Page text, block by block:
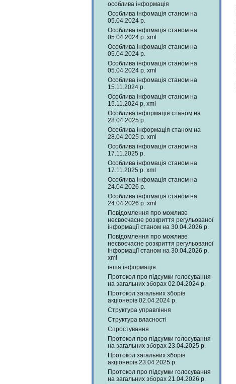
особлива інформація
Особлива інфомація станом на
05.04.2024 р.
Особлива інфомація станом на
05.04.2024 р. xml
Особлива інфомація станом на
05.04.2024 р.
Особлива інфомація станом на
05.04.2024 р. xml
Особлива інфомація станом на
15.11.2024 р.
Особлива інфомація станом на
15.11.2024 р. xml
Особлива інформація станом на
28.04.2025 р.
Особлива інформація станом на
28.04.2025 р. xml
Особлива інфомація станом на
17.11.2025 р.
Особлива інфомація станом на
17.11.2025 р. xml
Особлива інфомація станом на
24.04.2026 р.
Особлива інфомація станом на
24.04.2026 р. xml
Повідомлення про можливе
несвоєчасне розкриття регульованої
інформації станом на 30.04.2026 р.
Повідомлення про можливе
несвоєчасне розкриття регульованої
інформації станом на 30.04.2026 р.
xml
інша інформація
Протокол про підсумки голосування
на загальних зборах 02.04.2024 р.
Протокол загальних зборів
акціонерів 02.04.2024 р.
Структура управління
Структура власності
Спростування
Протокол про підсумки голосування
на загальних зборах 23.04.2025 р.
Протокол загальних зборів
акціонерів 23.04.2025 р.
Протокол про підсумки голосування
на загальних зборах 21.04.2026 р.